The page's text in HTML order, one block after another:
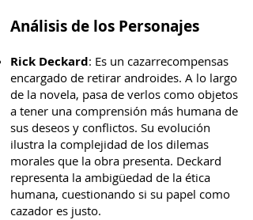
Análisis de los Personajes
Rick Deckard: Es un cazarrecompensas
encargado de retirar androides. A lo largo
de la novela, pasa de verlos como objetos
a tener una comprensión más humana de
sus deseos y conflictos. Su evolución
ilustra la complejidad de los dilemas
morales que la obra presenta. Deckard
representa la ambigüedad de la ética
humana, cuestionando si su papel como
cazador es justo.